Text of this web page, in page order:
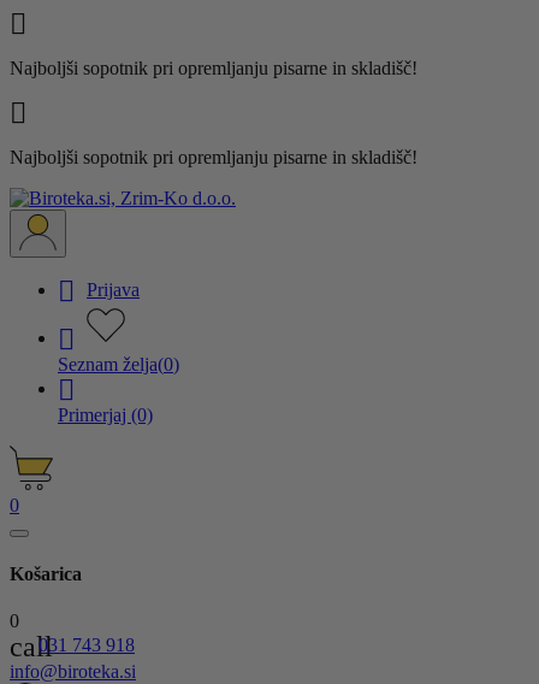

Najboljši sopotnik pri opremljanju pisarne in skladišč!

Najboljši sopotnik pri opremljanju pisarne in skladišč!
 Prijava

Seznam želja(0)

Primerjaj (0)
0
Košarica
0
call031 743 918
info@biroteka.si